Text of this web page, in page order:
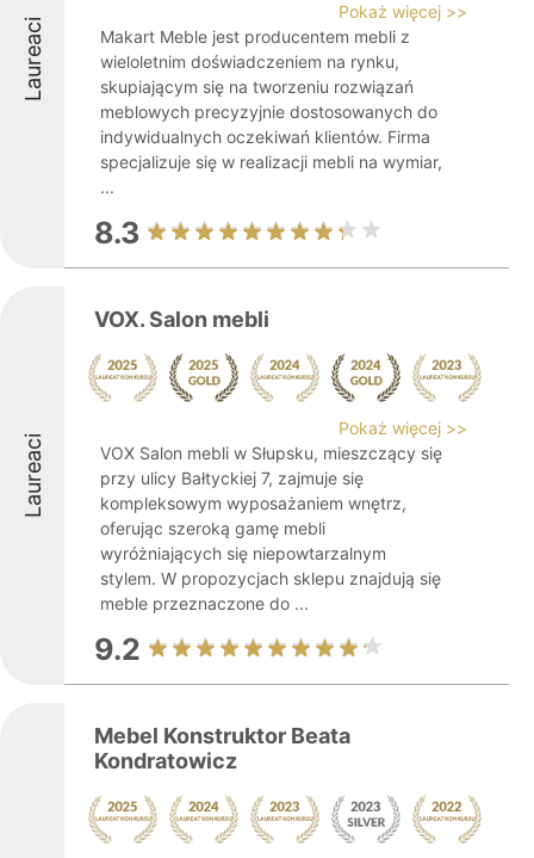
Laureaci
Pokaż więcej >>
Makart Meble jest producentem mebli z
wieloletnim doświadczeniem na rynku,
skupiającym się na tworzeniu rozwiązań
meblowych precyzyjnie dostosowanych do
indywidualnych oczekiwań klientów. Firma
specjalizuje się w realizacji mebli na wymiar,
...
8.3
Laureaci
VOX. Salon mebli
Pokaż więcej >>
VOX Salon mebli w Słupsku, mieszczący się
przy ulicy Bałtyckiej 7, zajmuje się
kompleksowym wyposażaniem wnętrz,
oferując szeroką gamę mebli
wyróżniających się niepowtarzalnym
stylem. W propozycjach sklepu znajdują się
meble przeznaczone do ...
9.2
Mebel Konstruktor Beata
Kondratowicz